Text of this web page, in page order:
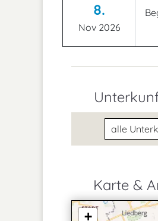
8.
Nov 2026
Karte &
+